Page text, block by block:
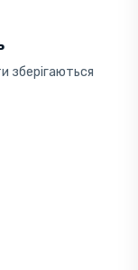
зберігаються